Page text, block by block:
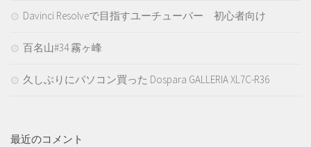
Davinci Resolveで目指すユーチューバー 初心者向け
百名山#34 霧ヶ峰
久しぶりにパソコン買った Dospara GALLERIA XL7C-R36
最近のコメント